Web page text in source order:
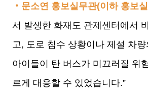
‧문소연 홍보실무관(이하 홍보
서 발생한 화재도 관제센터에서
고, 도로 침수 상황이나 제설 차
아이들이 탄 버스가 미끄러질 위
르게 대응할 수 있었습니다.”